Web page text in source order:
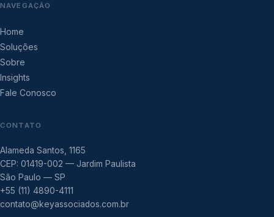
NAVEGAÇÃO
Home
Soluções
Sobre
Insights
Fale Conosco
CONTATO
Alameda Santos, 1165
CEP: 01419-002 — Jardim Paulista
São Paulo — SP
+55 (11) 4890-4111
contato@keyassociados.com.br